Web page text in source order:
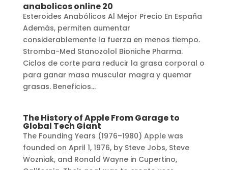
anabolicos online 20
Esteroides Anabólicos Al Mejor Precio En España
Además, permiten aumentar
considerablemente la fuerza en menos tiempo.
Stromba-Med Stanozolol Bioniche Pharma.
Ciclos de corte para reducir la grasa corporal o
para ganar masa muscular magra y quemar
grasas. Beneficios...
The History of Apple From Garage to
Global Tech Giant
The Founding Years (1976–1980) Apple was
founded on April 1, 1976, by Steve Jobs, Steve
Wozniak, and Ronald Wayne in Cupertino,